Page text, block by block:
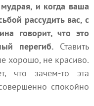
и когда ваша
рассудить вас, с
говорит, что это
перегиб.Ставить
хорошо, не красиво.
что зачем-то эта
спокойно